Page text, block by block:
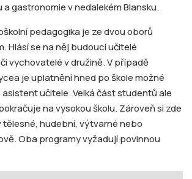
gastronomie v nedalekém Blansku.
pedagogika je ze dvou oborů
Hlásí se na něj budoucí učitelé
vychovatelé v družině. V případě
je uplatnění hned po škole možné
učitele. Velká část studentů ale
na vysokou školu. Zároveň si zde
tělesné, hudební, výtvarné nebo
Oba programy vyžadují povinnou